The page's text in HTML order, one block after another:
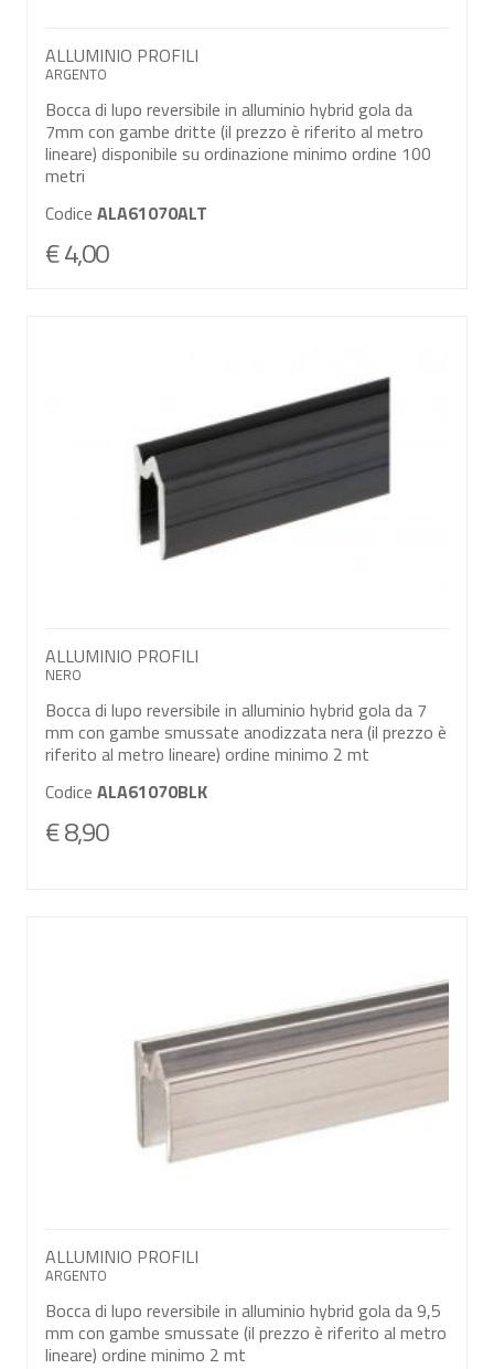
ALLUMINIO PROFILI
ARGENTO
Bocca di lupo reversibile in alluminio hybrid gola da
7mm con gambe dritte (il prezzo è riferito al metro
lineare) disponibile su ordinazione minimo ordine 100
metri
Codice ALA61070ALT
€ 4,00
ALLUMINIO PROFILI
NERO
Bocca di lupo reversibile in alluminio hybrid gola da 7
mm con gambe smussate anodizzata nera (il prezzo è
riferito al metro lineare) ordine minimo 2 mt
Codice ALA61070BLK
€ 8,90
ALLUMINIO PROFILI
ARGENTO
Bocca di lupo reversibile in alluminio hybrid gola da 9,5
mm con gambe smussate (il prezzo è riferito al metro
lineare) ordine minimo 2 mt